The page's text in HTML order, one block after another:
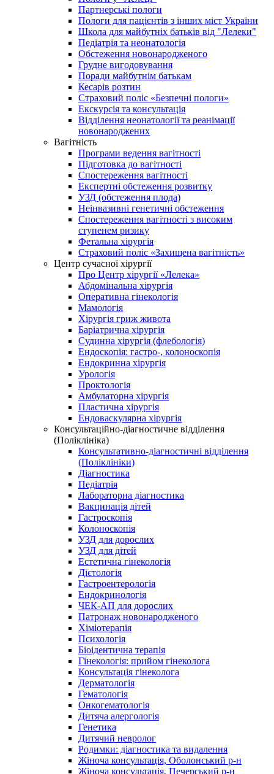
Партнерські пологи
Пологи для пацієнтів з інших міст України
Школа для майбутніх батьків від "Лелеки"
Педіатрія та неонатологія
Обстеження новонародженого
Грудне вигодовування
Поради майбутнім батькам
Кесарів розтин
Страховий поліс «Безпечні пологи»
Екскурсія та консультація
Відділення неонатології та реанімації
новонароджених
Вагітність
Програми ведення вагітності
Підготовка до вагітності
Спостереження вагітності
Експертні обстеження розвитку
УЗД (обстеження плода)
Неінвазивні генетичні обстеження
Спостереження вагітності з високим
ступенем ризику
Фетальна хірургія
Страховий поліс «Захищена вагітність»
Центр сучасної хірургії
Про Центр хірургії «Лелека»
Абдомінальна хірургія
Оперативна гінекологія
Мамологія
Хірургія гриж живота
Баріатрична хірургія
Судинна хірургія (флебологія)
Ендоскопія: гастро-, колоноскопія
Ендокринна хірургія
Урологія
Проктологія
Амбулаторна хірургія
Пластична хірургія
Ендоваскулярна хірургія
Консультаційно-діагностичне відділення
(Поліклініка)
Консультативно-діагностичні відділення
(Поліклініки)
Діагностика
Педіатрія
Лабораторна діагностика
Вакцинація дітей
Гастроскопія
Колоноскопія
УЗД для дорослих
УЗД для дітей
Естетична гінекологія
Дієтологія
Гастроентерологія
Ендокринологія
ЧЕК-АП для дорослих
Патронаж новонародженого
Хіміотерапія
Психологія
Біоідентична терапія
Гінекологія: прийом гінеколога
Консультація гінеколога
Дерматологія
Гематологія
Онкогематологія
Дитяча алергологія
Генетика
Дитячий невролог
Родимки: діагностика та видалення
Жіноча консультація, Оболонський р-н
Жіноча консультація, Печерський р-н